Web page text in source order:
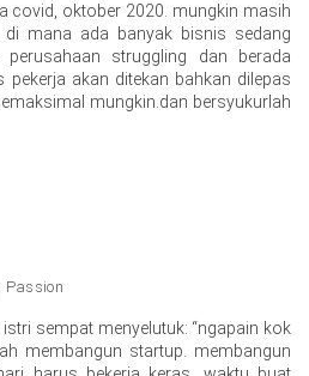
covid, oktober 2020. mungkin masih
mana ada banyak bisnis sedang
perusahaan struggling dan berada
akan ditekan bahkan dilepas
mungkin.dan bersyukurlah
Passion
sempat menyelutuk: “ngapain kok
membangun startup. membangun